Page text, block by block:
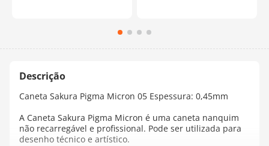
Caneta Sakura Pigma Micron 05 Espessura: 0,45mm
A Caneta Sakura Pigma Micron é uma caneta nanquim
não recarregável e profissional. Pode ser utilizada para
desenho técnico e artístico.